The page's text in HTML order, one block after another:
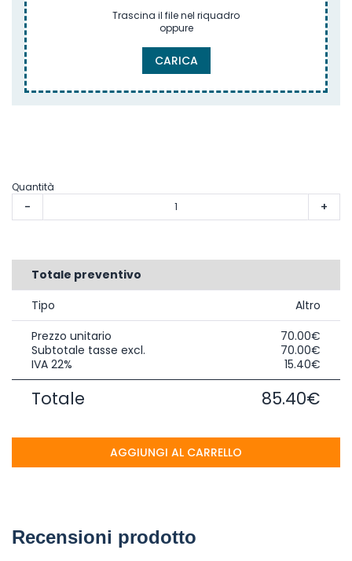
Trascina il file nel riquadro
oppure
CARICA
Recensioni prodotto
Quantità
- +
Totale preventivo
Tipo
Altro
Prezzo unitario
70.00€
Subtotale tasse excl.
70.00€
IVA 22%
15.40€
Totale 85.40€
AGGIUNGI AL CARRELLO